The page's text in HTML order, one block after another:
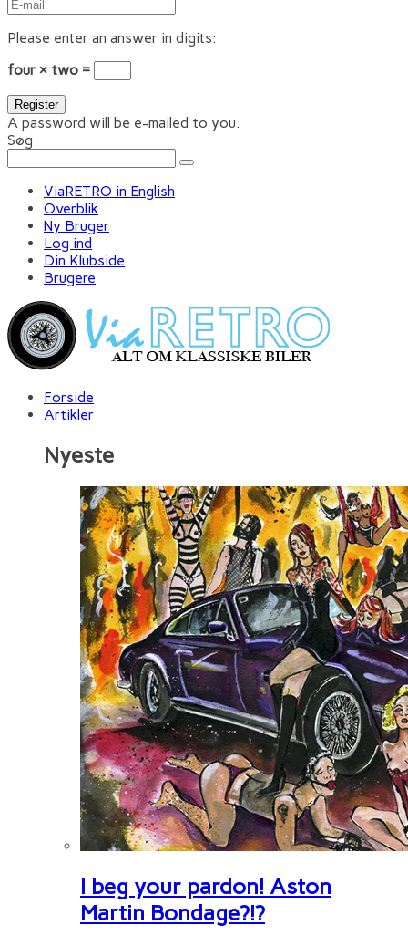
Please enter an answer in digits:
four × two =
A password will be e-mailed to you.
Søg
ViaRETRO in English
Overblik
Ny Bruger
Log ind
Din Klubside
Brugere
Forside
Artikler
Nyeste
I beg your pardon! Aston
Martin Bondage?!?